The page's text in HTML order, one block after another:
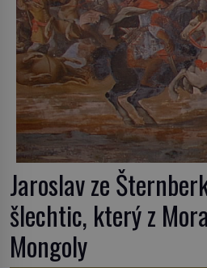
Jaroslav ze
šlechtic, který z
Mongoly